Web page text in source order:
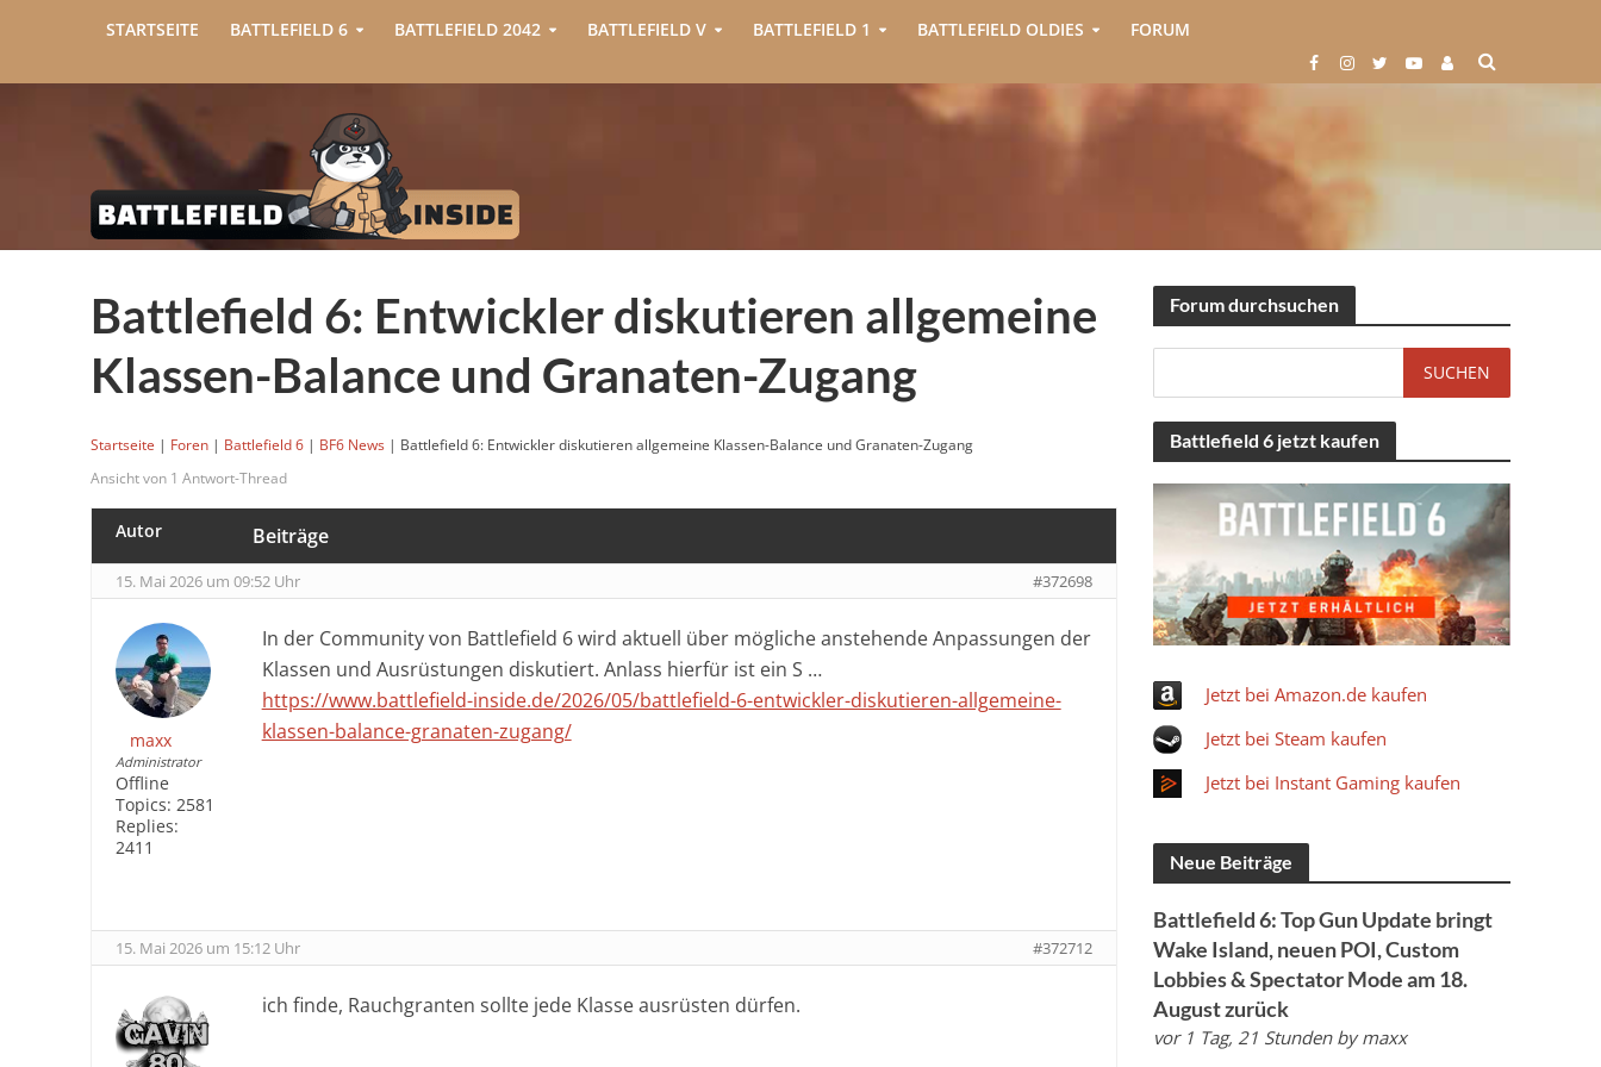
STARTSEITE BATTLEFIELD 6 BATTLEFIELD 2042 BATTLEFIELD V BATTLEFIELD 1 BATTLEFIELD OLDIES FORUM
Battlefield 6: Entwickler diskutieren allgemeine
Klassen-Balance und Granaten-Zugang
Startseite | Foren | Battlefield 6 | BF6 News | Battlefield 6: Entwickler diskutieren allgemeine Klassen-Balance und Granaten-Zugang
Ansicht von 1 Antwort-Thread
Autor Beiträge
15. Mai 2026 um 09:52 Uhr #372698
maxx
Administrator
Offline
Topics: 2581
Replies:
2411
In der Community von Battlefield 6 wird aktuell über mögliche anstehende Anpassungen der
Klassen und Ausrüstungen diskutiert. Anlass hierfür ist ein S …
https://www.battlefield-inside.de/2026/05/battlefield-6-entwickler-diskutieren-allgemeine-
klassen-balance-granaten-zugang/
15. Mai 2026 um 15:12 Uhr #372712
ich finde, Rauchgranten sollte jede Klasse ausrüsten dürfen.
Forum durchsuchen
Battlefield 6 jetzt kaufen
Jetzt bei Amazon.de kaufen
Jetzt bei Steam kaufen
Jetzt bei Instant Gaming kaufen
Neue Beiträge
Battlefield 6: Top Gun Update bringt
Wake Island, neuen POI, Custom
Lobbies & Spectator Mode am 18.
August zurück
vor 1 Tag, 21 Stunden bymaxx